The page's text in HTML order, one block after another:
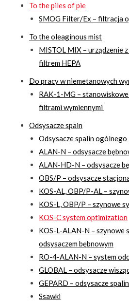
To the piles of pie
SMOG Filter/Ex – filtracja
To the oleaginous mist
MISTOL MIX – urządzenie
filtrem HEPA
Do pracy w niemetanowych
RAK-1-MG –
filtrami wymiennymi
Odsysacze spain
Odsysacze spalin
ALAN-N – odsysacze
ALAN-HD-N – odsysacze
OBS/P – odsysacze
KOS-AL, OBP/P-AL –
KOS-L, OBP/P – szynowe
KOS-C system optimization
KOS-L-ALAN-N – szynowe
odsysaczem bębnowym
RO-4-ALAN-N – system
GLOBAL – odsysacze
GEPARD – odsysacze
Ssawki